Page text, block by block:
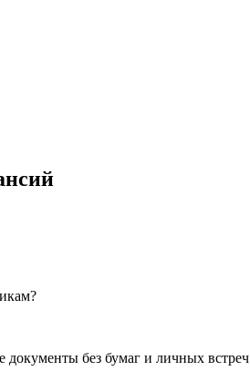
документы без бумаг и личных встреч